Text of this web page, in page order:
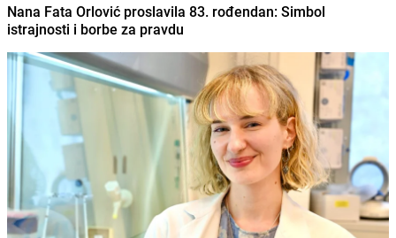
Nana Fata Orlović proslavila 83. rođendan: Simbol
istrajnosti i borbe za pravdu